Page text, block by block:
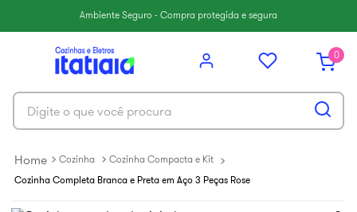
Ambiente Seguro - Compra protegida e segura
0
Digite o que você procura
Cozinha
Cozinha Compacta e Kit
Cozinha Completa Branca e Preta em Aço 3 Peças Rose
paneleiro
new premium
9º
armário cozinha
florença cristal